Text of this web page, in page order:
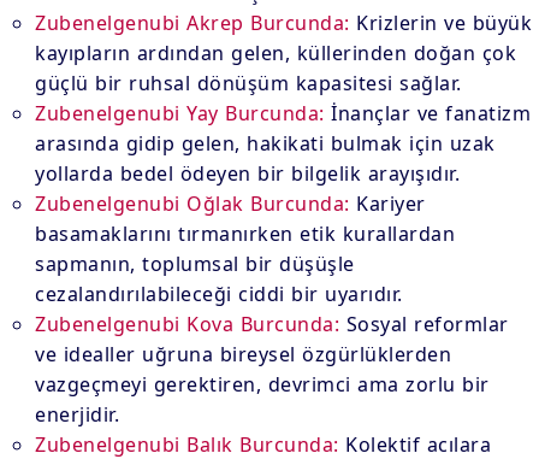
Zubenelgenubi Akrep Burcunda: Krizlerin ve büyük
kayıpların ardından gelen, küllerinden doğan çok
güçlü bir ruhsal dönüşüm kapasitesi sağlar.
Zubenelgenubi Yay Burcunda: İnançlar ve fanatizm
arasında gidip gelen, hakikati bulmak için uzak
yollarda bedel ödeyen bir bilgelik arayışıdır.
Zubenelgenubi Oğlak Burcunda: Kariyer
basamaklarını tırmanırken etik kurallardan
sapmanın, toplumsal bir düşüşle
cezalandırılabileceği ciddi bir uyarıdır.
Zubenelgenubi Kova Burcunda: Sosyal reformlar
ve idealler uğruna bireysel özgürlüklerden
vazgeçmeyi gerektiren, devrimci ama zorlu bir
enerjidir.
Zubenelgenubi Balık Burcunda: Kolektif acılara